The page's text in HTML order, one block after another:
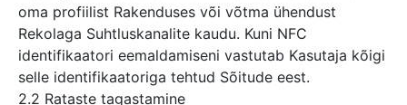
oma profiilist Rakenduses või võtma ühendust
Rekolaga Suhtluskanalite kaudu. Kuni NFC
identifikaatori eemaldamiseni vastutab Kasutaja kõigi
selle identifikaatoriga tehtud Sõitude eest.
2.2 Rataste tagastamine